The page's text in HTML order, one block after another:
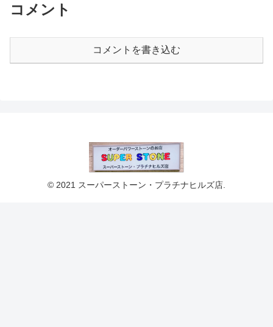
コメント
コメントを書き込む
© 2021 スーパーストーン・プラチナヒルズ店.